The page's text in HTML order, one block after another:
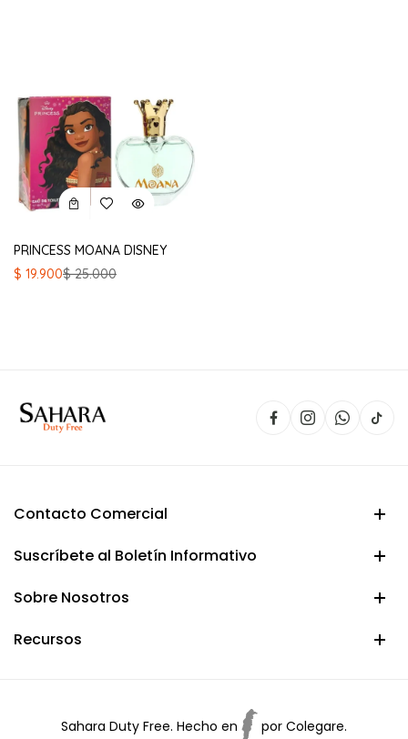
PRINCESS MOANA DISNEY
$25.000
El
$ 19.900
El
Contacto Comercial
Suscríbete al Boletín Informativo
Sobre Nosotros
Recursos
Sahara Duty Free. Hecho en por Colegare.